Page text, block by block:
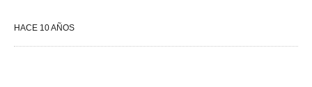
HACE 10 AÑOS